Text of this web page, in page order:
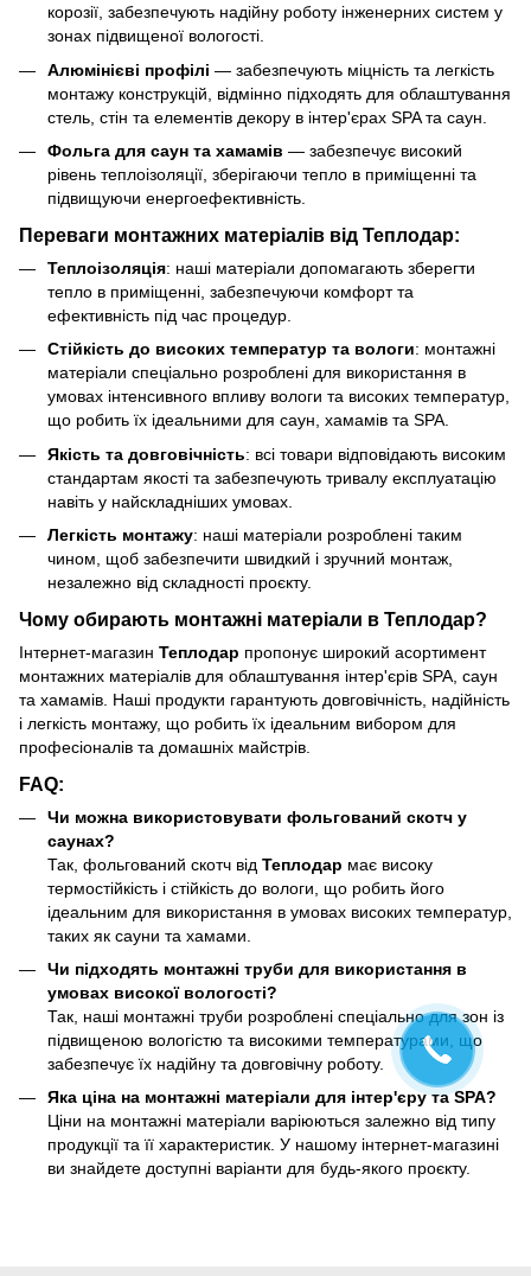
корозії, забезпечують надійну роботу інженерних систем у
зонах підвищеної вологості.
Алюмінієві профілі — забезпечують міцність та легкість
монтажу конструкцій, відмінно підходять для облаштування
стель, стін та елементів декору в інтер'єрах SPA та саун.
Фольга для саун та хамамів — забезпечує високий
рівень теплоізоляції, зберігаючи тепло в приміщенні та
підвищуючи енергоефективність.
Переваги монтажних матеріалів від Теплодар:
Теплоізоляція: наші матеріали допомагають зберегти
тепло в приміщенні, забезпечуючи комфорт та
ефективність під час процедур.
Стійкість до високих температур та вологи: монтажні
матеріали спеціально розроблені для використання в
умовах інтенсивного впливу вологи та високих температур,
що робить їх ідеальними для саун, хамамів та SPA.
Якість та довговічність: всі товари відповідають високим
стандартам якості та забезпечують тривалу експлуатацію
навіть у найскладніших умовах.
Легкість монтажу: наші матеріали розроблені таким
чином, щоб забезпечити швидкий і зручний монтаж,
незалежно від складності проєкту.
Чому обирають монтажні матеріали в Теплодар?
Інтернет-магазин Теплодар пропонує широкий асортимент
монтажних матеріалів для облаштування інтер'єрів SPA, саун
та хамамів. Наші продукти гарантують довговічність, надійність
і легкість монтажу, що робить їх ідеальним вибором для
професіоналів та домашніх майстрів.
FAQ:
Чи можна використовувати фольгований скотч у
саунах?
Так, фольгований скотч від Теплодар має високу
термостійкість і стійкість до вологи, що робить його
ідеальним для використання в умовах високих температур,
таких як сауни та хамами.
Чи підходять монтажні труби для використання в
умовах високої вологості?
Так, наші монтажні труби розроблені спеціально для зон із
підвищеною вологістю та високими температурами, що
забезпечує їх надійну та довговічну роботу.
Яка ціна на монтажні матеріали для інтер'єру та SPA?
Ціни на монтажні матеріали варіюються залежно від типу
продукції та її характеристик. У нашому інтернет-магазині
ви знайдете доступні варіанти для будь-якого проєкту.